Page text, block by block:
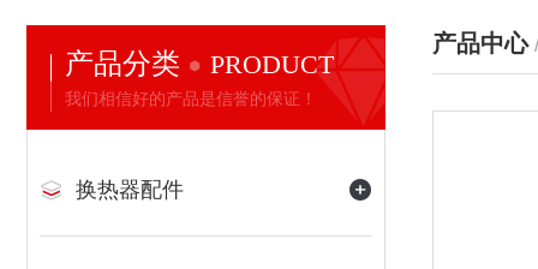
产品分类 PRODUCT
我们相信好的产品是信誉的保证！
换热器配件
产品中心